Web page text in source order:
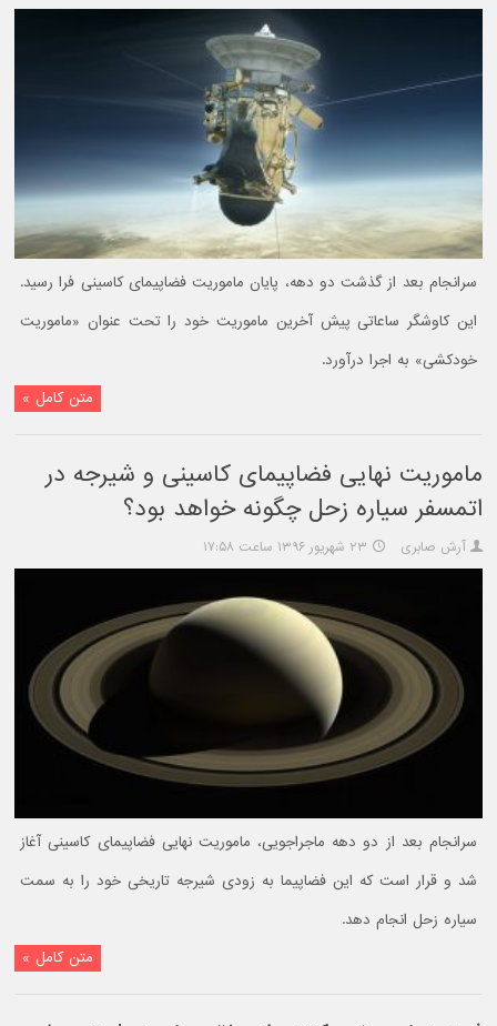
سرانجام بعد از گذشت دو دهه، پایان ماموریت فضاپیمای کاسینی فرا رسید.
این کاوشگر ساعاتی پیش آخرین ماموریت خود را تحت عنوان «ماموریت
خودکشی» به اجرا درآورد.
متن کامل »
ماموریت نهایی فضاپیمای کاسینی و شیرجه در
اتمسفر سیاره زحل چگونه خواهد بود؟
آرش صابری ۲۳ شهریور ۱۳۹۶ ساعت ۱۷:۵۸
سرانجام بعد از دو دهه ماجراجویی، ماموریت نهایی فضاپیمای کاسینی آغاز
شد و قرار است که این فضاپیما به زودی شیرجه تاریخی خود را به سمت
سیاره زحل انجام دهد.
متن کامل »